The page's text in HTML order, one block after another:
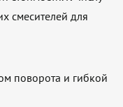
смесителей для
поворота и гибкой